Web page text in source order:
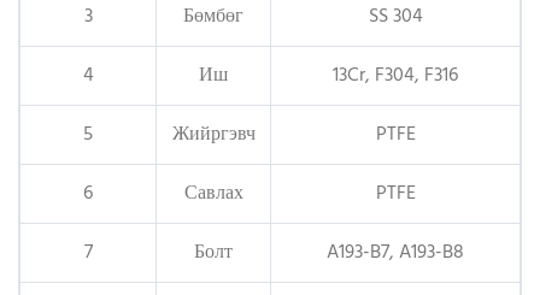
3
Бөмбөг
SS 304
4
Иш
13Cr, F304, F316
5
Жийргэвч
PTFE
6
Савлах
PTFE
7
Болт
A193-B7, A193-B8